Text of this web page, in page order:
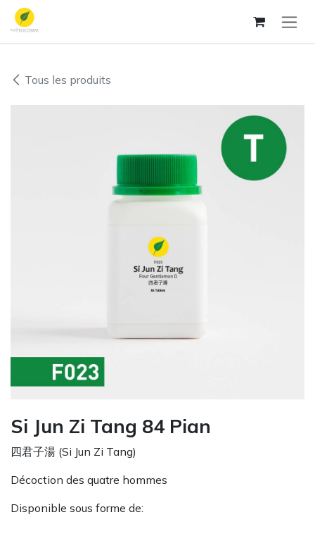
Se rendre au contenu
Tous les produits
Si Jun Zi Tang 84 Pian
四君子湯 (Si Jun Zi Tang)
Décoction des quatre hommes
Disponible sous forme de: